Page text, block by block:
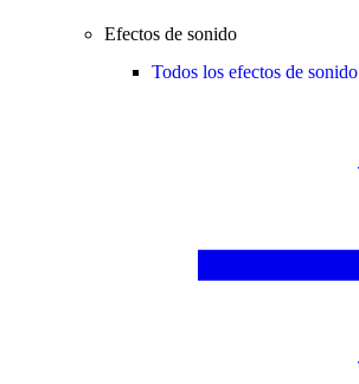
Efectos de sonido
Todos los efectos de sonido